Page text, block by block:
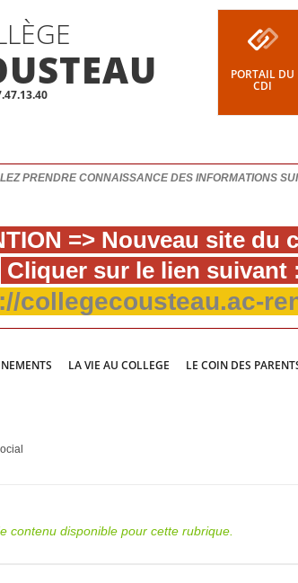
PORTAIL DU
CDI
PRENDRE CONNAISSANCE DES INFORMATIONS
=> Nouveau site du
Cliquer sur le lien suivant
collegecousteau.ac-
LA VIE AU COLLEGE LE COIN DES
contenu disponible pour cette rubrique.